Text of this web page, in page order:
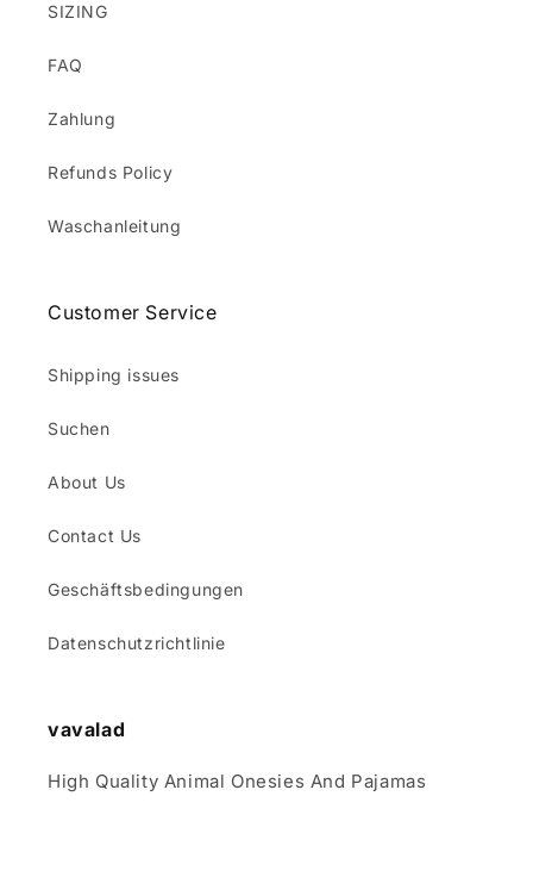
SIZING
FAQ
Zahlung
Refunds Policy
Waschanleitung
Customer Service
Shipping issues
Suchen
About Us
Contact Us
Geschäftsbedingungen
Datenschutzrichtlinie
vavalad
High Quality Animal Onesies And Pajamas